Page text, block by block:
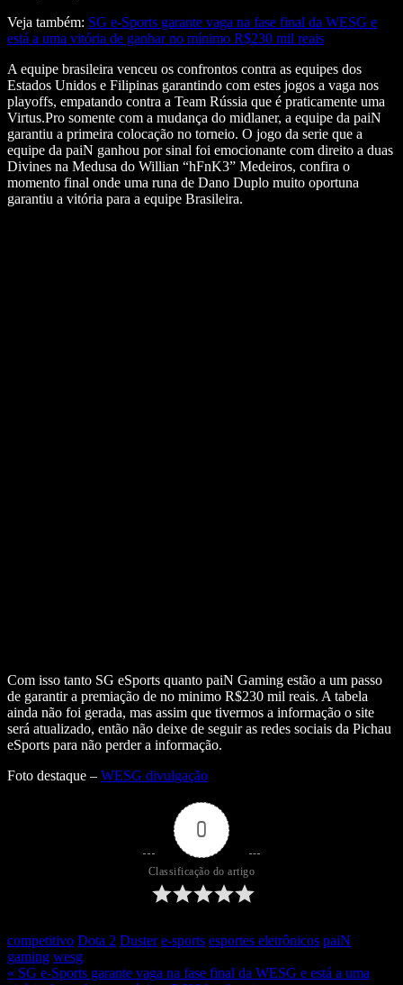
Veja também: SG e-Sports garante vaga na fase final da WESG e
está a uma vitória de ganhar no mínimo R$230 mil reais
A equipe brasileira venceu os confrontos contra as equipes dos
Estados Unidos e Filipinas garantindo com estes jogos a vaga nos
playoffs, empatando contra a Team Rússia que é praticamente uma
Virtus.Pro somente com a mudança do midlaner, a equipe da paiN
garantiu a primeira colocação no torneio. O jogo da serie que a
equipe da paiN ganhou por sinal foi emocionante com direito a duas
Divines na Medusa do Willian “hFnK3” Medeiros, confira o
momento final onde uma runa de Dano Duplo muito oportuna
garantiu a vitória para a equipe Brasileira.
Com isso tanto SG eSports quanto paiN Gaming estão a um passo
de garantir a premiação de no minimo R$230 mil reais. A tabela
ainda não foi gerada, mas assim que tivermos a informação o site
será atualizado, então não deixe de seguir as redes sociais da Pichau
eSports para não perder a informação.
Foto destaque – WESG divulgação
0
Classificação do artigo
competitivo Dota 2 Duster e-sports esportes eletrônicos paiN
gaming wesg
« SG e-Sports garante vaga na fase final da WESG e está a uma